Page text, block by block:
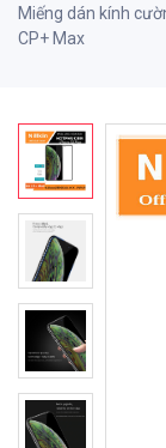
Miếng dán kính
CP+ Max